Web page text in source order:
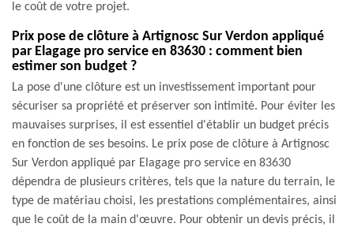
le coût de votre projet.
Prix pose de clôture à Artignosc Sur Verdon appliqué
par Elagage pro service en 83630 : comment bien
estimer son budget ?
La pose d'une clôture est un investissement important pour
sécuriser sa propriété et préserver son intimité. Pour éviter les
mauvaises surprises, il est essentiel d'établir un budget précis
en fonction de ses besoins. Le prix pose de clôture à Artignosc
Sur Verdon appliqué par Elagage pro service en 83630
dépendra de plusieurs critères, tels que la nature du terrain, le
type de matériau choisi, les prestations complémentaires, ainsi
que le coût de la main d'œuvre. Pour obtenir un devis précis, il